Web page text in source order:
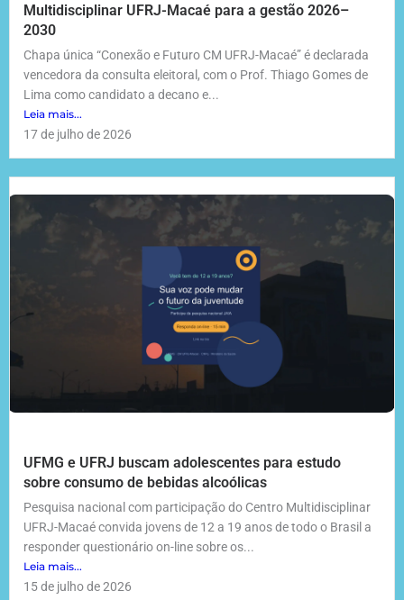
Multidisciplinar UFRJ-Macaé para a gestão 2026–
2030
Chapa única “Conexão e Futuro CM UFRJ-Macaé” é declarada
vencedora da consulta eleitoral, com o Prof. Thiago Gomes de
Lima como candidato a decano e...
Leia mais...
17 de julho de 2026
UFMG e UFRJ buscam adolescentes para estudo
sobre consumo de bebidas alcoólicas
Pesquisa nacional com participação do Centro Multidisciplinar
UFRJ-Macaé convida jovens de 12 a 19 anos de todo o Brasil a
responder questionário on-line sobre os...
Leia mais...
15 de julho de 2026